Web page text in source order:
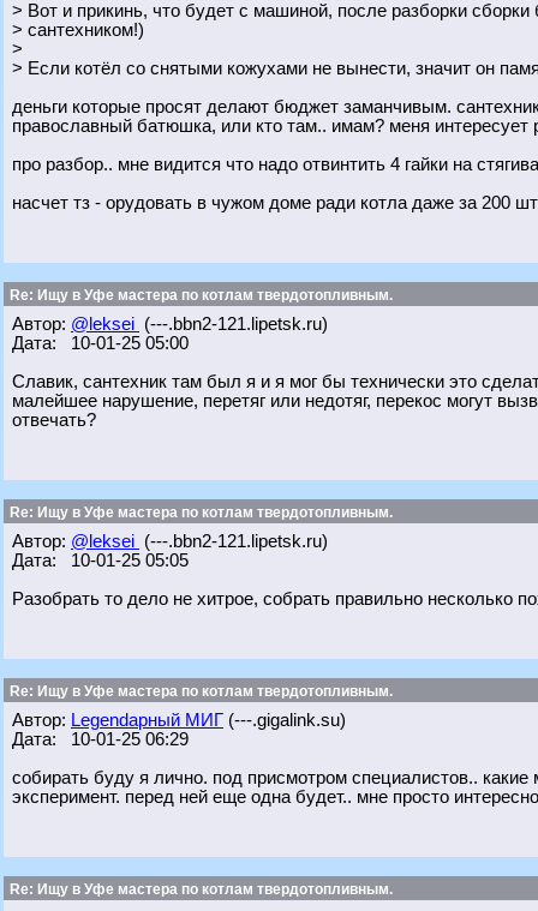
> Вот и прикинь, что будет с машиной, после разборки
> сантехником!)
>
> Если котёл со снятыми кожухами не вынести, значит он
деньги которые просят делают бюджет заманчивым.
православный батюшка, или кто там.. имам? меня интересует
про разбор.. мне видится что надо отвинтить 4 гайки на
насчет тз - орудовать в чужом доме ради котла даже за 200
Re: Ищу в Уфе мастера по котлам твердотопливным.
Автор: @leksei (---.bbn2-121.lipetsk.ru)
Дата: 10-01-25 05:00
Славик, сантехник там был я и я мог бы технически это
малейшее нарушение, перетяг или недотяг, перекос могут
отвечать?
Re: Ищу в Уфе мастера по котлам твердотопливным.
Автор: @leksei (---.bbn2-121.lipetsk.ru)
Дата: 10-01-25 05:05
Разобрать то дело не хитрое, собрать правильно несколько
Re: Ищу в Уфе мастера по котлам твердотопливным.
Автор: Legendарный МИГ (---.gigalink.su)
Дата: 10-01-25 06:29
собирать буду я лично. под присмотром специалистов.. какие
эксперимент. перед ней еще одна будет.. мне просто
Re: Ищу в Уфе мастера по котлам твердотопливным.